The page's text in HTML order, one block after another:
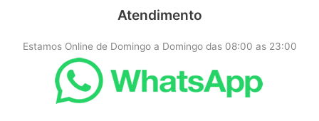
Atendimento
Estamos Online de Domingo a Domingo das 08:00 as 23:00